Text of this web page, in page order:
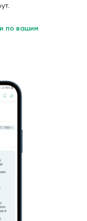
по вашим